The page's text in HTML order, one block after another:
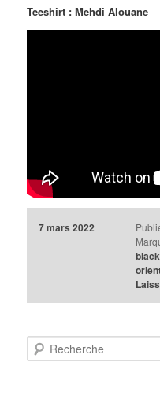
Teeshirt : Mehdi Alouane
7 mars 2022
e